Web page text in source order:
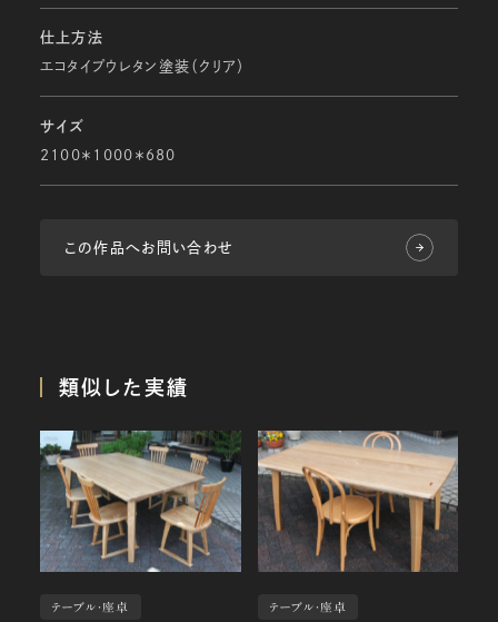
仕上方法
エコタイプウレタン塗装（クリア）
サイズ
2100＊1000＊680
この作品へお問い合わせ
類似した実績
テーブル・座卓 テーブル・座卓